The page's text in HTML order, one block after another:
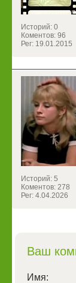
Историй: 0
Коментов: 96
Рег: 19.01.2015
Историй: 5
Коментов: 278
Рег: 4.04.2026
Ваш
Имя: